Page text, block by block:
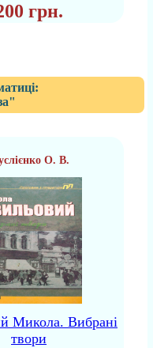
грн.
О. В.
Микола. Вибрані
твори